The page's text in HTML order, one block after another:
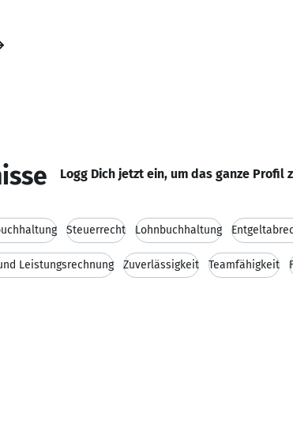
Logg Dich jetzt ein, um das ganze Profil
Steuerrecht Lohnbuchhaltung
Leistungsrechnung Zuverlässigkeit Teamfähigkeit